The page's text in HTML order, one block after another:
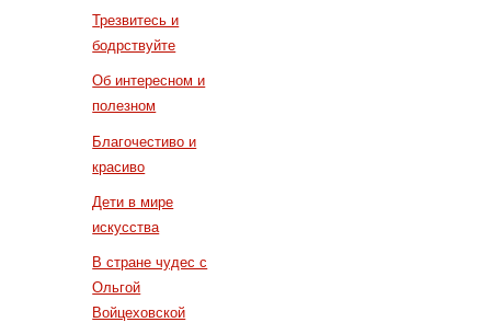
Трезвитесь и
бодрствуйте
Об интересном и
полезном
Благочестиво и
красиво
Дети в мире
искусства
В стране чудес с
Ольгой
Войцеховской